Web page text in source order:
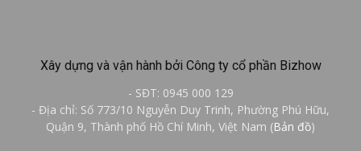
Xây dựng và vận hành bởi Công ty cổ phần Bizhow
- SĐT: 0945 000 129
- Địa chỉ: Số 773/10 Nguyễn Duy Trinh, Phường Phú Hữu,
Quận 9, Thành phố Hồ Chí Minh, Việt Nam (Bản đồ)